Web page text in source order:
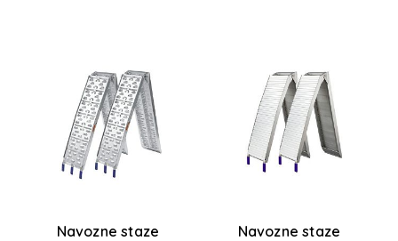
Navozne staze Navozne staze